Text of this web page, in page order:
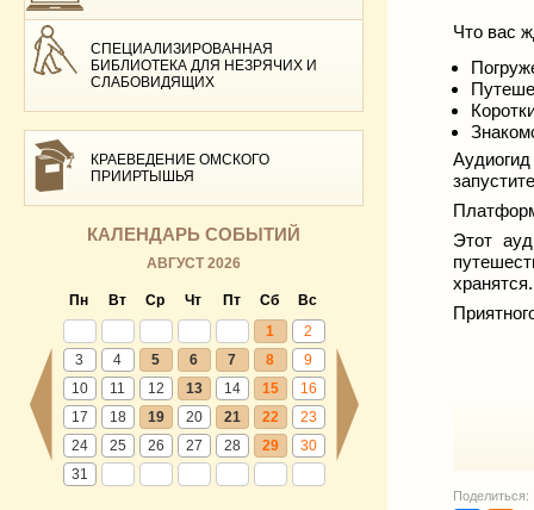
СПЕЦИАЛИЗИРОВАННАЯ
БИБЛИОТЕКА ДЛЯ НЕЗРЯЧИХ И
СЛАБОВИДЯЩИХ
КРАЕВЕДЕНИЕ ОМСКОГО
ПРИИРТЫШЬЯ
КАЛЕНДАРЬ СОБЫТИЙ
АВГУСТ 2026
Пн Вт Ср Чт Пт Сб
Вс
1
2
3
4 5 6 7 8
9
10
11 12 13 14 15
16
17
18 19 20 21 22
23
24
25 26 27 28 29
30
31
Что вас
Этот
хранятся.
Поделиться: